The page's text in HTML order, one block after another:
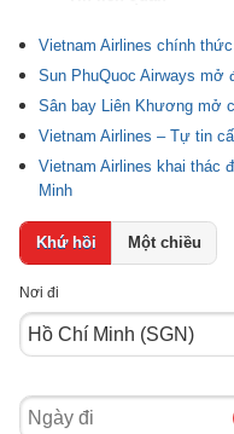
Vietnam Airlines chính
Sun PhuQuoc Airways
Sân bay Liên Khương mở
Vietnam Airlines – Tự tin
Vietnam Airlines khai thác
Minh
Khứ hồi Một chiều
Nơi đi
Ngày
đi